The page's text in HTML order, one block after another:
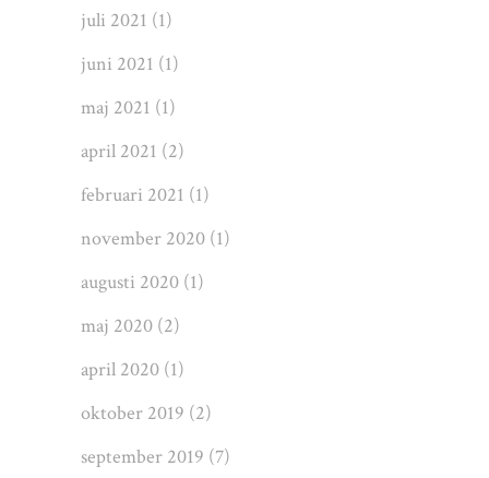
juli 2021 (1)
juni 2021 (1)
maj 2021 (1)
april 2021 (2)
februari 2021 (1)
november 2020 (1)
augusti 2020 (1)
maj 2020 (2)
april 2020 (1)
oktober 2019 (2)
september 2019 (7)